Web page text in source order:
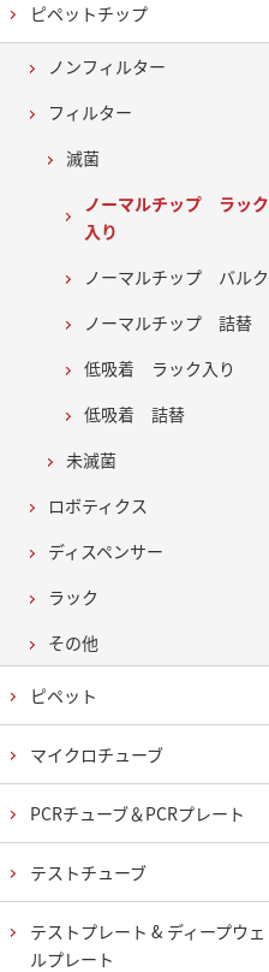
ピペットチップ
ノンフィルター
フィルター
滅菌
ノーマルチップ ラック
入り
ノーマルチップ バルク
ノーマルチップ 詰替
低吸着 ラック入り
低吸着 詰替
未滅菌
ロボティクス
ディスペンサー
ラック
その他
ピペット
マイクロチューブ
PCRチューブ＆PCRプレート
テストチューブ
テストプレート & ディープウェ
ルプレート